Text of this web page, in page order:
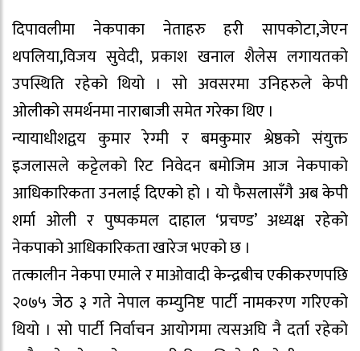
दिपावलीमा नेकपाका नेताहरु हरी सापकोटा,जेएन
थपलिया,विजय सुवेदी, प्रकाश खनाल शैलेस लगायतको
उपस्थिति रहेको थियो । सो अवसरमा उनिहरुले केपी
ओलीको समर्थनमा नाराबाजी समेत गरेका थिए ।
न्यायाधीशद्वय कुमार रेग्मी र बमकुमार श्रेष्ठको संयुक्त
इजलासले कट्टेलको रिट निवेदन बमोजिम आज नेकपाको
आधिकारिकता उनलाई दिएको हो । यो फैसलासँगै अब केपी
शर्मा ओली र पुष्पकमल दाहाल ‘प्रचण्ड’ अध्यक्ष रहेको
नेकपाको आधिकारिकता खारेज भएको छ ।
तत्कालीन नेकपा एमाले र माओवादी केन्द्रबीच एकीकरणपछि
२०७५ जेठ ३ गते नेपाल कम्युनिष्ट पार्टी नामकरण गरिएको
थियो । सो पार्टी निर्वाचन आयोगमा त्यसअघि नै दर्ता रहेको